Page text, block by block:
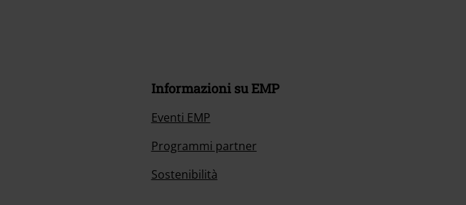
Informazioni su EMP
Eventi EMP
Programmi partner
Sostenibilità